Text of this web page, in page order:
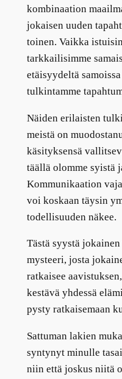
kombinaation
jokaisen uuden
toinen. Vaikka
tarkkailisimme
etäisyydeltä
tulkintamme
Näiden erilaisten
meistä on
käsityksensä
täällä olomme syistä
Kommunikaation
voi koskaan täysin
todellisuuden näkee.
Tästä syystä
mysteeri, josta
ratkaisee
kestävä yhdessä
pysty ratkaisemaan
Sattuman lakien
syntynyt minulle
niin että joskus niitä